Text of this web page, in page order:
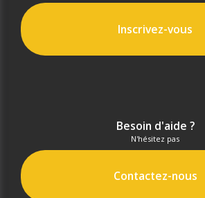
Inscrivez-vous
Besoin d'aide ?
N'hésitez pas
Contactez-nous